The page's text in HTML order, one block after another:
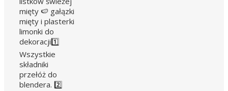
mięty 🍉 gałązki
mięty i plasterki
limonki do
dekoracji1️⃣
Wszystkie
składniki
przełóż do
blendera. 2️⃣